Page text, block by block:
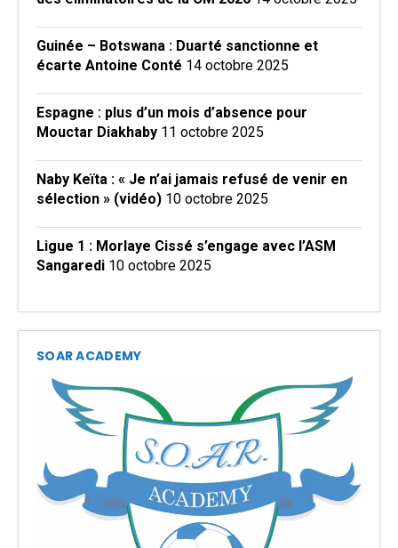
Guinée – Botswana : Duarté sanctionne et
écarte Antoine Conté 14 octobre 2025
Espagne : plus d’un mois d’absence pour
Mouctar Diakhaby 11 octobre 2025
Naby Keïta : « Je n’ai jamais refusé de venir en
sélection » (vidéo) 10 octobre 2025
Ligue 1 : Morlaye Cissé s’engage avec l’ASM
Sangaredi 10 octobre 2025
SOAR ACADEMY